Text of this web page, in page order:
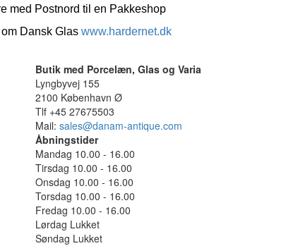
med Postnord til en Pakkeshop
Dansk Glas www.hardernet.dk
Butik med Porcelæn, Glas og Varia
Lyngbyvej 155
2100 København Ø
Tlf +45 27675503
Mail: sales@danam-antique.com
Åbningstider
Mandag 10.00 - 16.00
Tirsdag 10.00 - 16.00
Onsdag 10.00 - 16.00
Torsdag 10.00 - 16.00
Fredag 10.00 - 16.00
Lørdag Lukket
Søndag Lukket